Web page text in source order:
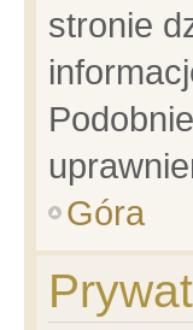
stronie
Góra